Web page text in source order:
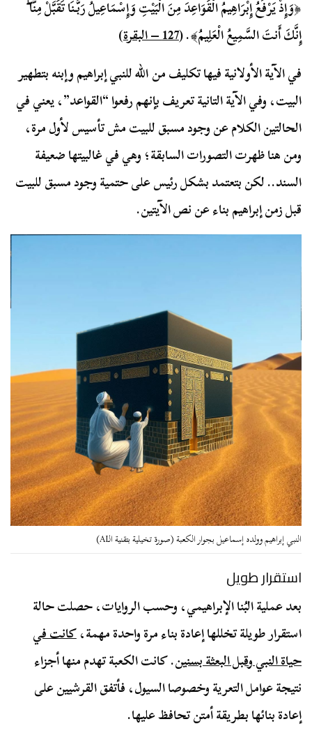
﴿وَإِذْ يَرْفَعُ إِبْرَاهِيمُ الْقَوَاعِدَ مِنَ الْبَيْتِ وَإِسْمَاعِيلُ رَبَّنَا تَقَبَّلْ مِنَّا ۖ
إِنَّكَ أَنتَ السَّمِيعُ الْعَلِيمُ﴾. (127 – البقرة
)
في الآية الأولانية فيها تكليف من الله للنبي إبراهيم وإبنه بتطهير
البيت، وفي الآية التانية تعريف بإنهم رفعوا “القواعد”، يعني في
الحالتين الكلام عن وجود مسبق للبيت مش تأسيس لأول مرة،
ومن هنا ظهرت التصورات السابقة؛ وهي في غالبيتها ضعيفة
السند.. لكن بتعتمد بشكل رئيس على حتمية وجود مسبق للبيت
قبل زمن إبراهيم بناء عن نص الآيتين.
النبي إبراهيم وولده إسماعيل بجوار الكعبة (صورة تخيلية بتقنية الـAI)
استقرار طويل
بعد عملية البُنا الإبراهيمي، وحسب الروايات، حصلت حالة
استقرار طويلة تخللها إعادة بناء مرة واحدة مهمة،كانت في
حياة النبي وقبل البعثة بسنين. كانت الكعبة تهدم منها أجزاء
نتيجة عوامل التعرية وخصوصا السيول، فأتفق القرشيين على
إعادة بنائها بطريقة أمتن تحافظ عليها.